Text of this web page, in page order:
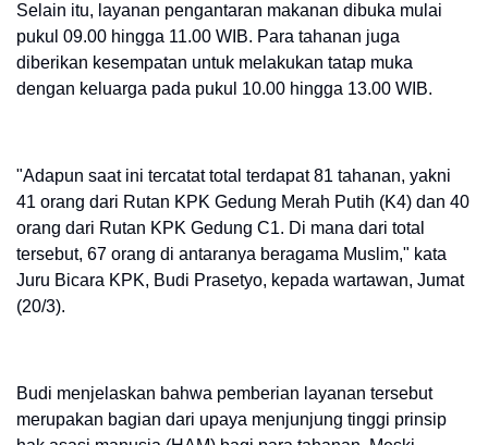
Selain itu, layanan pengantaran makanan dibuka mulai
pukul 09.00 hingga 11.00 WIB. Para tahanan juga
diberikan kesempatan untuk melakukan tatap muka
dengan keluarga pada pukul 10.00 hingga 13.00 WIB.
"Adapun saat ini tercatat total terdapat 81 tahanan, yakni
41 orang dari Rutan KPK Gedung Merah Putih (K4) dan 40
orang dari Rutan KPK Gedung C1. Di mana dari total
tersebut, 67 orang di antaranya beragama Muslim," kata
Juru Bicara KPK, Budi Prasetyo, kepada wartawan, Jumat
(20/3).
Budi menjelaskan bahwa pemberian layanan tersebut
merupakan bagian dari upaya menjunjung tinggi prinsip